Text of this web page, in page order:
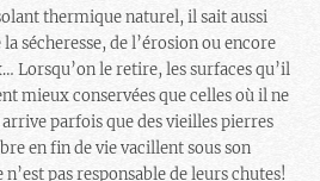
thermique naturel, il sait aussi
sécheresse, de l’érosion ou encore
Lorsqu’on le retire, les surfaces qu’il
mieux conservées que celles où il ne
parfois que des vieilles pierres
en fin de vie vacillent sous son
pas responsable de leurs chutes!